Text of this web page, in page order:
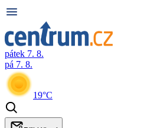
pátek 7. 8.
pá 7. 8.
19°C